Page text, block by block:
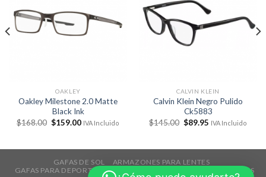
OAKLEY
Oakley Milestone 2.0 Matte
Black Ink
$168.00 El
precio
$168.00.
$159.00El
$159.00.
IVA Incluido
CALVIN KLEIN
Calvin Klein Negro Pulido
Ck5883
$145.00 El
precio
$145.00.
$89.95 El
$89.95.
IVA Incluido
GAFAS DE SOL
ARMAZONES PARA LENTES
GAFAS PARA DEPORTES
TECNOLOGÍA REBAJAS